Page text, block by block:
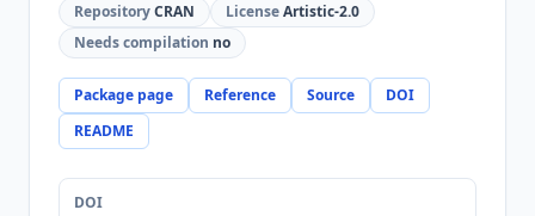
RepositoryCRAN LicenseArtistic-2.0
Needs compilation no
Package page Reference Source
DOI
README
DOI